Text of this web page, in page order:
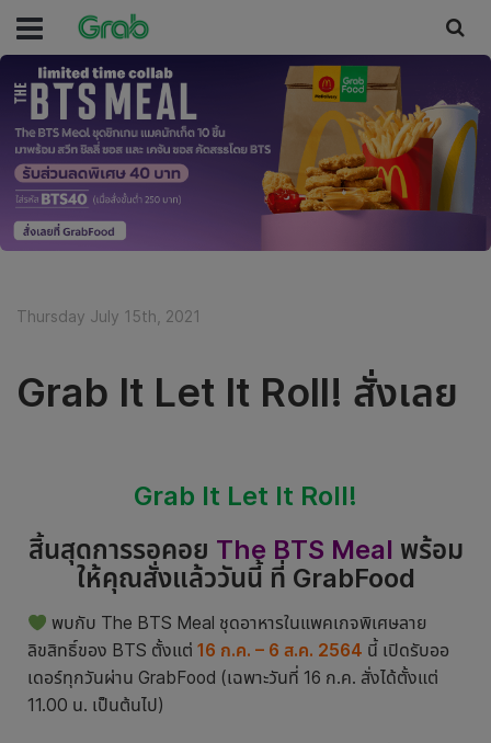
Thursday July 15th, 2021
Grab It Let It Roll! สั่งเลย
Grab It Let It Roll!
สิ้นสุดการรอคอย The BTS Meal พร้อม
ให้คุณสั่งแล้ววันนี้ ที่ GrabFood
พบกับ The BTS Meal ชุดอาหารในแพคเกจพิเศษลาย
ลิขสิทธิ์ของ BTS ตั้งแต่ 16 ก.ค. – 6 ส.ค. 2564 นี้ เปิดรับออ
เดอร์ทุกวันผ่าน GrabFood (เฉพาะวันที่ 16 ก.ค. สั่งได้ตั้งแต่
11.00 น. เป็นต้นไป)